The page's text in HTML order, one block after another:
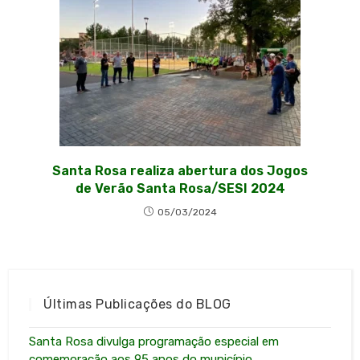
Santa Rosa realiza abertura dos Jogos
de Verão Santa Rosa/SESI 2024
05/03/2024
Últimas Publicações do BLOG
Santa Rosa divulga programação especial em